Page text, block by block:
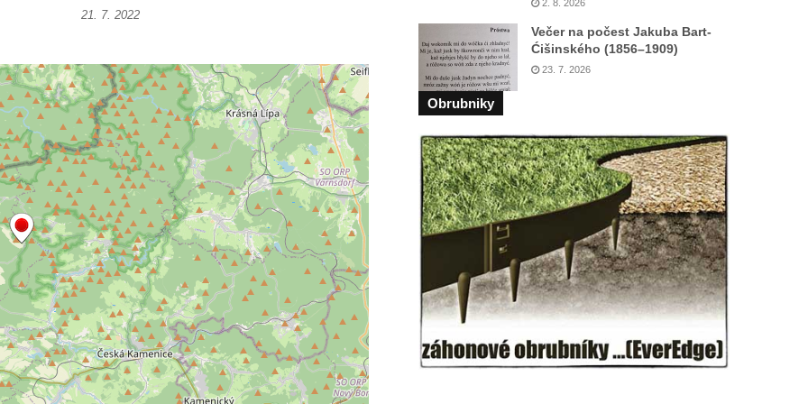
21. 7. 2022
2. 8. 2026
Večer na počest Jakuba Bart-
Ćišinského (1856–1909)
23. 7. 2026
Obrubniky